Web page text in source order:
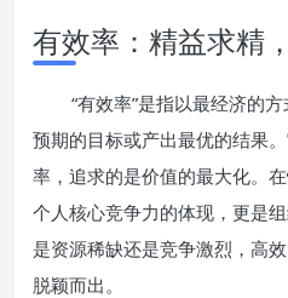
有效率：精益求精
“有效率”是指以最经济的
预期的目标或产出最优的结果
率，追求的是价值的最大化。
个人核心竞争力的体现，更是
是资源稀缺还是竞争激烈，高
脱颖而出。